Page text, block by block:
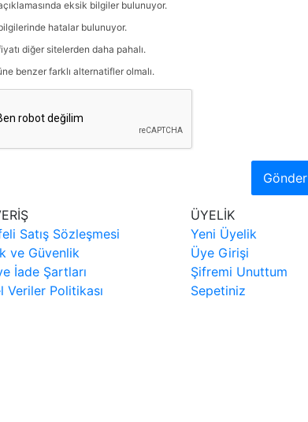
eksik bilgiler bulunuyor.
hatalar bulunuyor.
diğer sitelerden daha pahalı.
benzer farklı alternatifler olmalı.
Gönder
Satış Sözleşmesi
ve Güvenlik
İade Şartları
Veriler Politikası
ÜYELİK
Yeni Üyelik
Üye Girişi
Şifremi Unuttum
Sepetiniz